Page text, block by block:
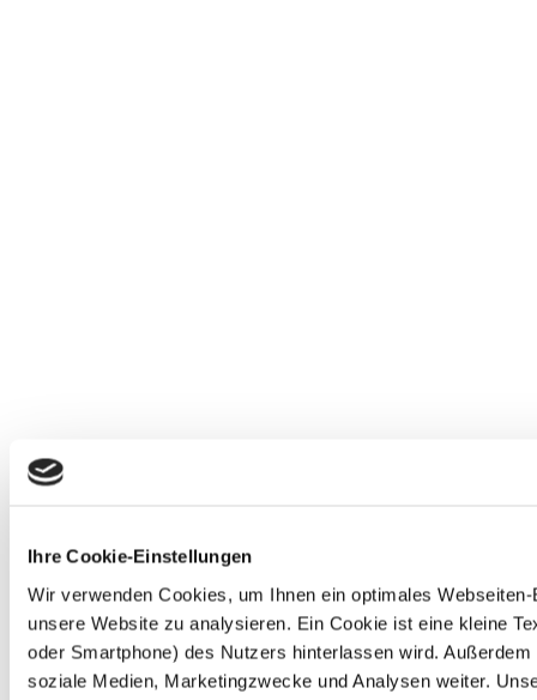
Ihre Cookie-Einstellungen
Wir verwenden Cookies, um Ihnen ein optimales
unsere Website zu analysieren. Ein Cookie ist eine kleine
oder Smartphone) des Nutzers hinterlassen wird.
soziale Medien, Marketingzwecke und Analysen weiter.